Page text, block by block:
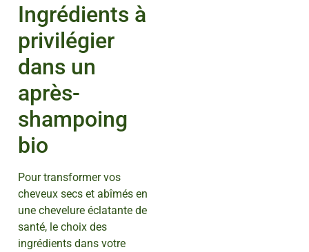
Ingrédients à
privilégier
dans un
après-
shampoing
bio
Pour transformer vos
cheveux secs et abîmés en
une chevelure éclatante de
santé, le choix des
ingrédients dans votre